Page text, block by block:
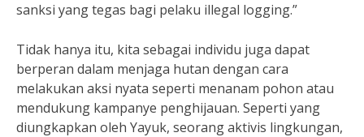
sanksi yang tegas bagi pelaku illegal logging.”
Tidak hanya itu, kita sebagai individu juga dapat
berperan dalam menjaga hutan dengan cara
melakukan aksi nyata seperti menanam pohon atau
mendukung kampanye penghijauan. Seperti yang
diungkapkan oleh Yayuk, seorang aktivis lingkungan,